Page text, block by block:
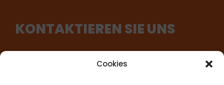
Cookies
KONTAKTIEREN SIE UNS
büroform GmbH, Stuttgart